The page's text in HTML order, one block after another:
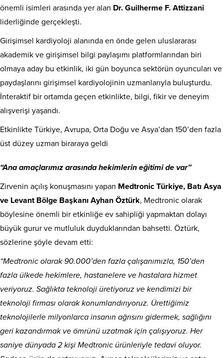
önemli isimleri arasında yer alan Dr. Guilherme F. Attizzani
liderliğinde gerçekleşti.
Girişimsel kardiyoloji alanında en önde gelen uluslararası
akademik ve girişimsel bilgi paylaşımı platformlarından biri
olmaya aday bu etkinlik, iki gün boyunca sektörün oyuncuları ve
paydaşlarını girişimsel kardiyolojinin uzmanlarıyla buluşturdu.
İnteraktif bir ortamda geçen etkinlikte, bilgi, fikir ve deneyim
alışverişi yaşandı.
Etkinlikte Türkiye, Avrupa, Orta Doğu ve Asya’dan 150’den fazla
üst düzey uzman biraraya geldi
“Ana amaçlarımız arasında hekimlerin eğitimi de var”
Zirvenin açılış konuşmasını yapan Medtronic Türkiye, Batı Asya
ve Levant Bölge Başkanı Ayhan Öztürk, Medtronic olarak
böylesine önemli bir etkinliğe ev sahipliği yapmaktan dolayı
büyük gurur ve mutluluk duyduklarından bahsetti. Öztürk,
sözlerine şöyle devam etti:
“Medtronic olarak 90.000’den fazla çalışanımızla, 150’den
fazla ülkede hekimlere, hastanelere ve hastalara hizmet
veriyoruz. Sağlıkta teknoloji üretiyoruz ve kendimizi bir
teknoloji firması olarak konumlandırıyoruz. Ürettiğimiz
teknolojilerle milyonlarca insanın ağrısını gidermek, sağlığını
geri kazandırmak ve ömrünü uzatmak için çalışıyoruz. Her
saniye dünyada 2 kişi Medtronic ürünleriyle tedavi oluyor.